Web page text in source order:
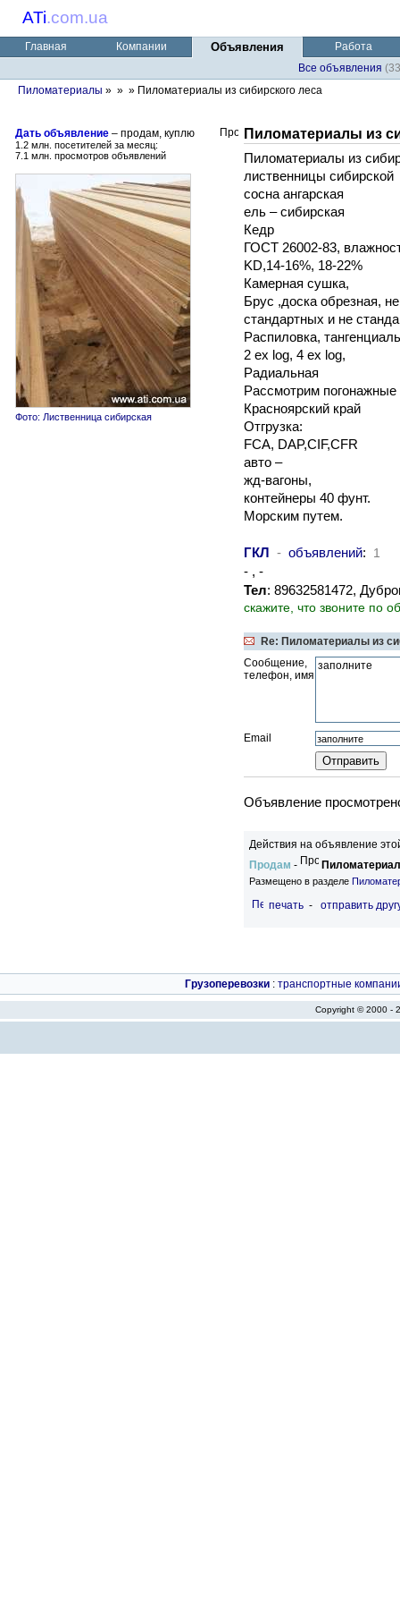
ATi.com.ua
Главная Компании Объявления
Работа
Все объявления
Пиломатериалы » » » Пиломатериалы из сибирского леса
Дать объявление – продам, куплю
1.2 млн. посетителей за месяц:
7.1 млн. просмотров объявлений
Фото: Лиственница сибирская
Пиломатериалы из
Пиломатериалы из
лиственницы сибирской
сосна ангарская
ель – сибирская
Кедр
ГОСТ 26002-83,
KD,14-16%, 18-22%
Камерная сушка,
Брус ,доска обрезная,
стандартных и не
Распиловка,
2 ex log, 4 ex log,
Радиальная
Рассмотрим погонажные
Красноярский край
Отгрузка:
FCA, DAP,CIF,CFR
авто –
жд-вагоны,
контейнеры 40 фунт.
Морским путем.
ГКЛ - объявлений: 1
- , -
Тел: 89632581472,
скажите, что звоните по
Re: Пиломатериалы из
Сообщение,
телефон, имя
Email
Объявление
Действия на объявление
Продам -
Размещено в разделе
печать - отправить
Грузоперевозки : транспортные
Copyright © 2000 -